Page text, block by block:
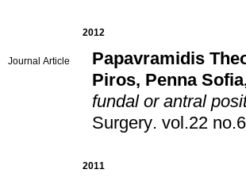
2012
Journal Article
Papavramidis
Piros, Penna Sofia
fundal or antral
Surgery.
2011